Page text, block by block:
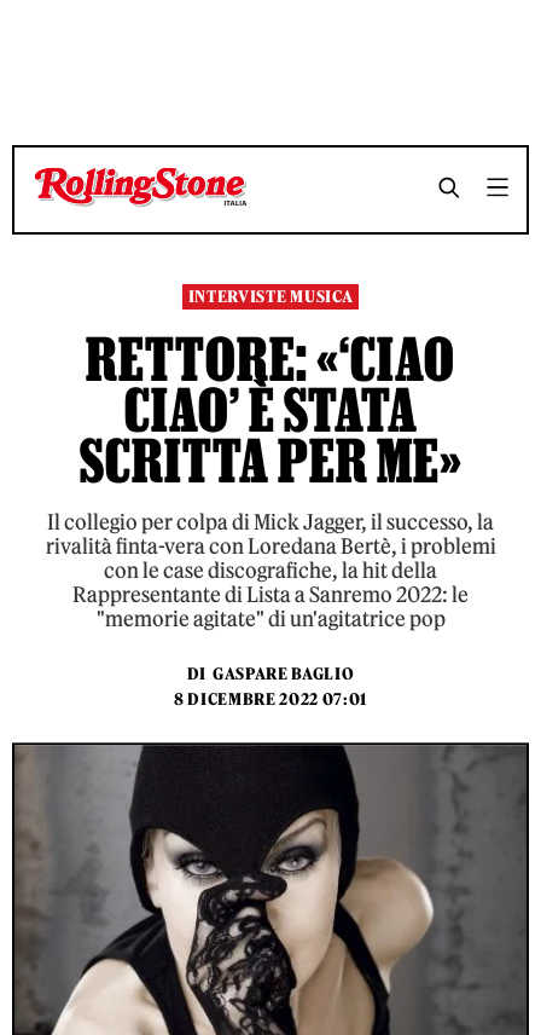
TEMPO DI LETTURA 15 MINUTI SHARE
TEMPO DI LETTURA 15 MINUTI SHARE
INTERVISTE MUSICA
RETTORE: «‘CIAO
CIAO’ È STATA
SCRITTA PER ME»
Il collegio per colpa di Mick Jagger, il successo, la
rivalità finta-vera con Loredana Bertè, i problemi
con le case discografiche, la hit della
Rappresentante di Lista a Sanremo 2022: le
"memorie agitate" di un'agitatrice pop
DI GASPARE BAGLIO
8 DICEMBRE 2022 07:01